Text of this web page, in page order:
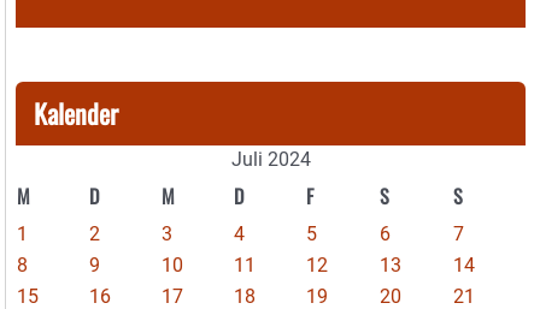
Kalender
Juli 2024
M D M D F S S
1 2 3 4 5 6
7
8
9 10 11 12 13
14
15
16 17 18 19 20
21